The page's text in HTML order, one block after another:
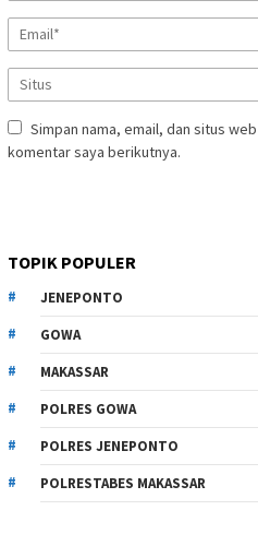
Simpan nama, email, dan situs
komentar saya berikutnya.
TOPIK POPULER
JENEPONTO
GOWA
MAKASSAR
POLRES GOWA
POLRES JENEPONTO
POLRESTABES MAKASSAR